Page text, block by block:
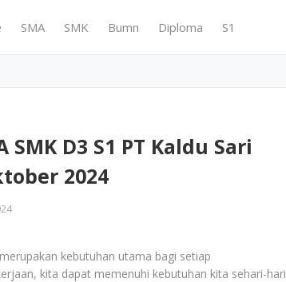
SMA SMK Bumn Diploma S1
D3 S1 PT Kaldu Sari
2024
kebutuhan utama bagi setiap
kita dapat memenuhi kebutuhan kita sehari-hari